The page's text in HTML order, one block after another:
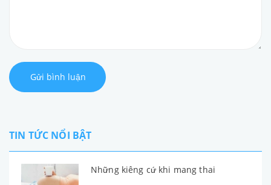
Gửi bình luận
TIN TỨC NỔI BẬT
Những kiêng cứ khi mang thai